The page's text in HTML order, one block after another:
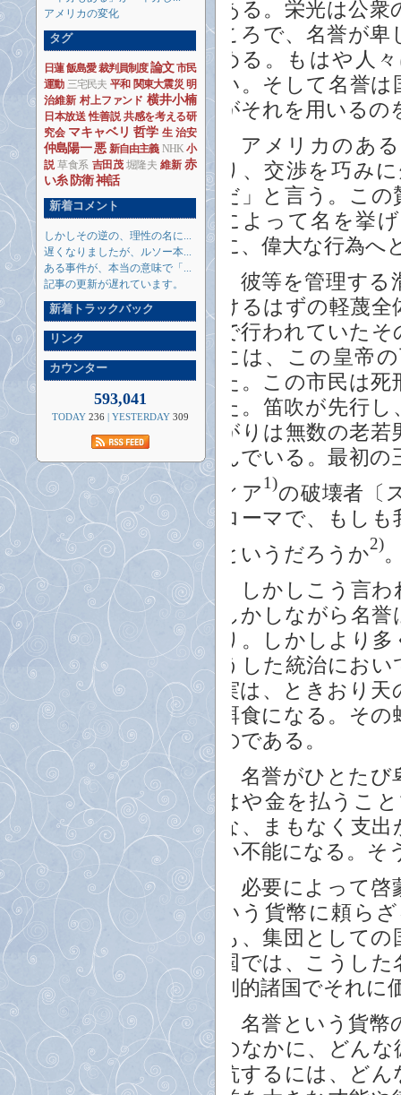
ある。栄光は公
ころで、名誉が
める。もはや人
い。そして名誉
がそれを用いる
アメリカのある
り、交渉を巧み
だ」と言う。こ
によって名を挙
に、偉大な行為
彼等を管理する
けるはずの軽蔑
で行われていた
には、この皇帝
た。この市民は
た。笛吹が先行
がりは無数の老
んでいる。最初
ィア1)の破壊者〔
ローマで、もし
というだろうか2)
しかしこう言わ
しかしながら名
り。しかしより
うした統治にお
実は、ときおり
餌食になる。そ
のである。
名誉がひとたび
はや金を払うこ
な、まもなく支
い不能になる。
必要によって啓
いう貨幣に頼ら
も、集団として
国では、こうし
制的諸国でそれ
名誉という貨幣
のなかに、どん
抗するには、ど
アメリカの変化
タグ
日蓮 飯島愛 裁判員制度 論文 市民
運動 三宅民夫 平和 関東大震災 明
治維新 村上ファンド 横井小楠
日本放送 性善説 共感を考える研
究会 マキャベリ 哲学 生 治安
仲島陽一 悪 新自由主義 NHK 小
説 草食系 吉田茂 堀隆夫 維新 赤
い糸 防衛 神話
新着コメント
しかしその逆の、理性の名に...
遅くなりましたが、ルソー本...
ある事件が、本当の意味で「...
記事の更新が遅れています。
新着トラックバック
リンク
カウンター
593,041
TODAY 236| YESTERDAY 309